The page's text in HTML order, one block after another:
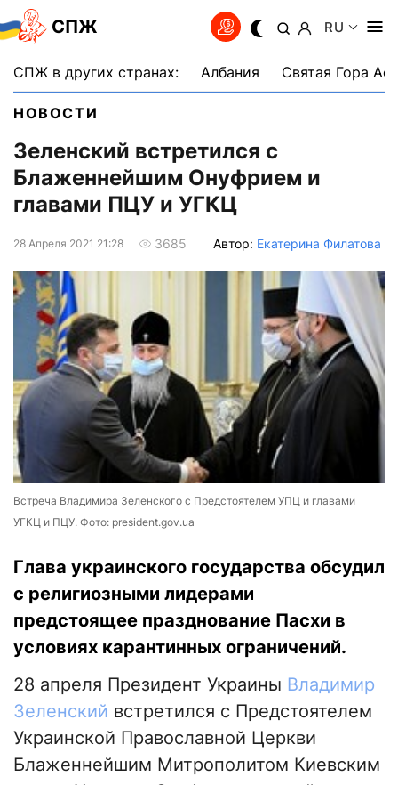
СПЖ RU
СПЖ в других странах: Албания Святая Гора
НОВОСТИ
Зеленский встретился с
Блаженнейшим Онуфрием и
главами ПЦУ и УГКЦ
28 Апреля 2021 21:28 3685 Автор: Екатерина Филатова
Встреча Владимира Зеленского с Предстоятелем УПЦ и главами
УГКЦ и ПЦУ. Фото: president.gov.ua
Глава украинского государства обсудил
с религиозными лидерами
предстоящее празднование Пасхи в
условиях карантинных ограничений.
28 апреля Президент Украины Владимир
Зеленский встретился с Предстоятелем
Украинской Православной Церкви
Блаженнейшим Митрополитом Киевским